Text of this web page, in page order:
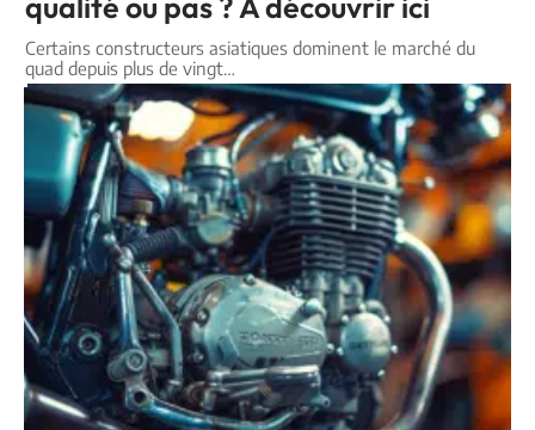
Certains constructeurs asiatiques dominent le marché du
quad depuis plus de vingt